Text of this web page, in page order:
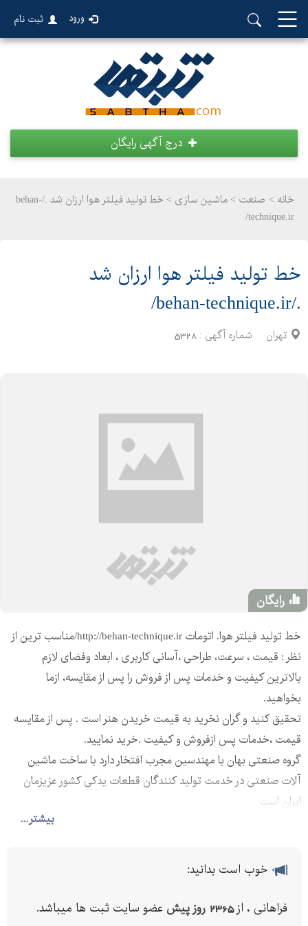
ورود ثبت نام
درج آگهی رایگان
خانه > صنعت >
ماشین سازی > خط تولید فیلتر هوا ارزان شد ./behan-
technique.ir/
خط تولید فیلتر هوا ارزان شد
./behan-technique.ir/
تهران شماره آگهی : 5328
رایگان
بیشتر...
خط تولید فیلتر هوا. اتومات http://behan-technique.ir/مناسب ترین از
نظر : قیمت ، سرعت، طراحی ،آسانی کاربری ، ابعاد وفضای لازم
بالاترین کیفیت و خدمات پس از فروش را پس از مقایسه، ازما
بخواهید.
تحقیق کنید و گران نخرید به قیمت خریدن هنر است . پس از مقایسه
قیمت ،خدمات پس ازفروش و کیفیت .خرید نمایید.
گروه صنعتی بهان با مهندسین مجرب افتخار دارد با ساخت ماشین
آلات صنعتی در خدمت تولید کنندگان قطعات یدکی کشور عزیزمان
ایران است
فعالیتها : 1 - ساخت خط تولید فیلتر هوای( pu ) خودروهای سبک به
2-ساخت خطتولیدفیلترهوای خودروهای سنگین با
3- ساخت دستگاه کاغذ چین کن کاغذ به روش غلطکی و چسب زن
خوب است بدانید:
فراهانی ، از2365 روز پیش عضو سایت ثبت ها میباشد.